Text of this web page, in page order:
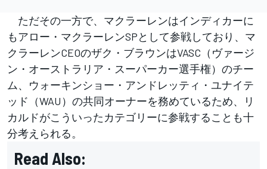
ただその一方で、マクラーレンはインディカーに
もアロー・マクラーレンSPとして参戦しており、マ
クラーレンCEOのザク・ブラウンはVASC（ヴァージ
ン・オーストラリア・スーパーカー選手権）のチー
ム、ウォーキンショー・アンドレッティ・ユナイテ
ッド（WAU）の共同オーナーを務めているため、リ
カルドがこういったカテゴリーに参戦することも十
分考えられる。
Read Also: